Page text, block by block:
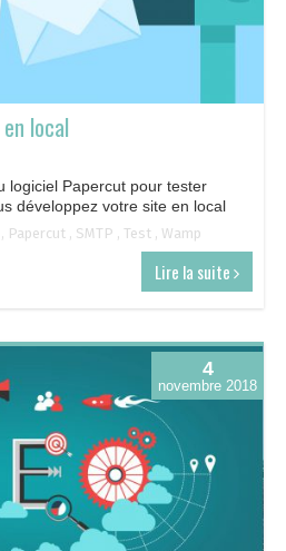
local
logiciel Papercut pour tester
développez votre site en local
, Papercut , SMTP , Test , Wamp
Lire la suite
4
novembre 2018